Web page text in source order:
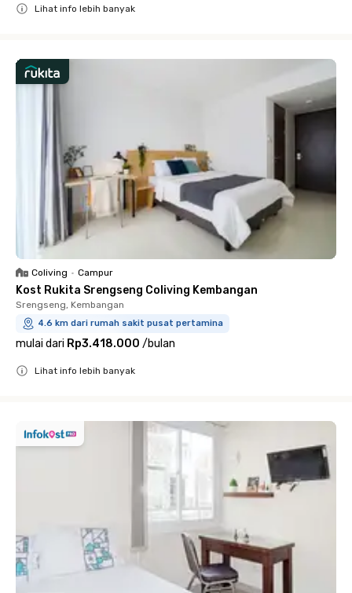
Lihat info lebih banyak
Coliving • Campur
Kost Rukita Srengseng Coliving Kembangan
Srengseng, Kembangan
4.6 km dari rumah sakit pusat pertamina
mulai dari Rp3.418.000 /bulan
Lihat info lebih banyak